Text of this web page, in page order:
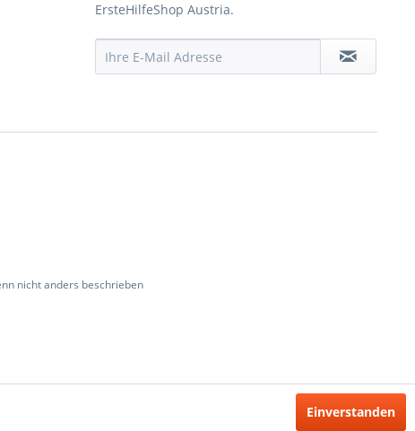
ErsteHilfeShop Austria.
nicht anders beschrieben
Einverstanden